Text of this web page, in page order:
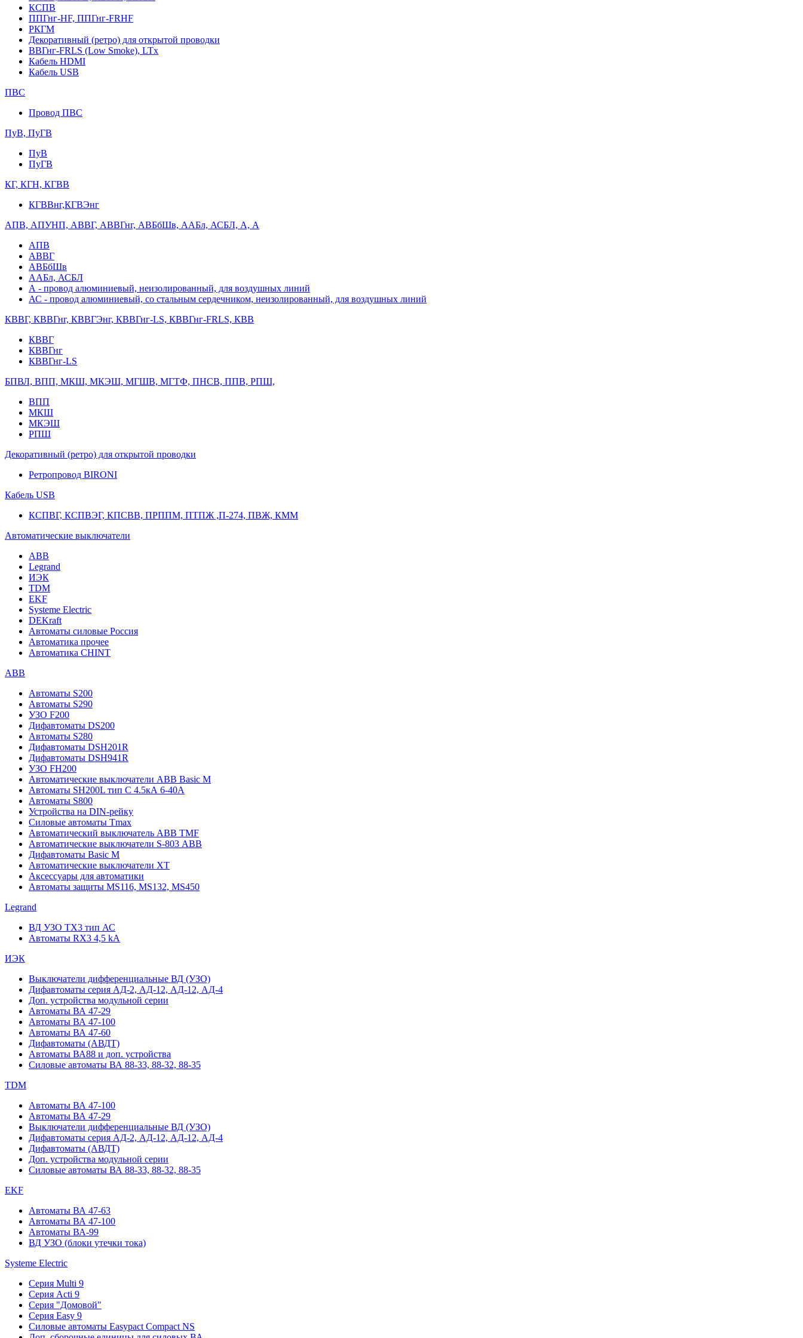
КСПВ
ППГнг-HF, ППГнг-FRHF
РКГМ
Декоративный (ретро) для открытой проводки
ВВГнг-FRLS (Low Smoke), LTx
Кабель HDMI
Кабель USB
ПВС
Провод ПВС
ПуВ, ПуГВ
ПуВ
ПуГВ
КГ, КГН, КГВВ
КГВВнг,КГВЭнг
АПВ, АПУНП, АВВГ, АВВГнг, АВБбШв, ААБл, АСБЛ, А, А
АПВ
АВВГ
АВБбШв
ААБл, АСБЛ
А - провод алюминиевый, неизолированный, для воздушных линий
АС - провод алюминиевый, со стальным сердечником, неизолированный, для воздушных линий
КВВГ, КВВГнг, КВВГЭнг, КВВГнг-LS, КВВГнг-FRLS, КВВ
КВВГ
КВВГнг
КВВГнг-LS
БПВЛ, ВПП, МКШ, МКЭШ, МГШВ, МГТФ, ПНСВ, ППВ, РПШ,
ВПП
МКШ
МКЭШ
РПШ
Декоративный (ретро) для открытой проводки
Ретропровод BIRONI
Кабель USB
КСПВГ, КСПВЭГ, КПСВВ, ПРППМ, ПТПЖ ,П-274, ПВЖ, КММ
Автоматические выключатели
ABB
Legrand
ИЭК
TDM
EKF
Systeme Electric
DEKraft
Автоматы силовые Россия
Автоматика прочее
Автоматика CHINT
ABB
Автоматы S200
Автоматы S290
УЗО F200
Дифавтоматы DS200
Автоматы S280
Дифавтоматы DSH201R
Дифавтоматы DSH941R
УЗО FH200
Автоматические выключатели ABB Basic M
Автоматы SH200L тип С 4.5кА 6-40А
Автоматы S800
Устройства на DIN-рейку
Силовые автоматы Tmax
Автоматический выключатель ABB TMF
Автоматические выключатели S-803 АВВ
Дифавтоматы Basic M
Автоматические выключатели XT
Аксессуары для автоматики
Автоматы защиты MS116, MS132, MS450
Legrand
ВД УЗО TX3 тип АС
Автоматы RX3 4,5 kA
ИЭК
Выключатели дифференциальные ВД (УЗО)
Дифавтоматы серия АД-2, АД-12, АД-12, АД-4
Доп. устройства модульной серии
Автоматы ВА 47-29
Автоматы ВА 47-100
Автоматы ВА 47-60
Дифавтоматы (АВДТ)
Автоматы ВА88 и доп. устройства
Силовые автоматы ВА 88-33, 88-32, 88-35
TDM
Автоматы ВА 47-100
Автоматы ВА 47-29
Выключатели дифференциальные ВД (УЗО)
Дифавтоматы серия АД-2, АД-12, АД-12, АД-4
Дифавтоматы (АВДТ)
Доп. устройства модульной серии
Силовые автоматы ВА 88-33, 88-32, 88-35
EKF
Автоматы ВА 47-63
Автоматы ВА 47-100
Автоматы ВА-99
ВД УЗО (блоки утечки тока)
Systeme Electric
Серия Multi 9
Серия Acti 9
Серия "Домовой"
Серия Easy 9
Силовые автоматы Easypact Compact NS